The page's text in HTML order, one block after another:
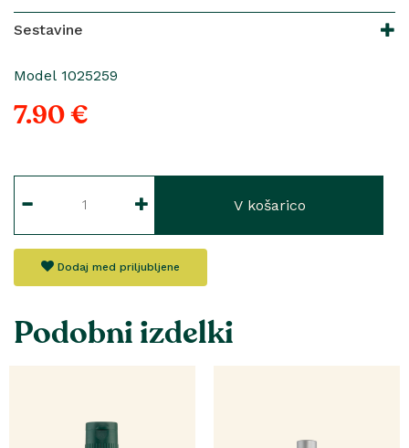
Sestavine
Model 1025259
7.90 €
V košarico
Dodaj med priljubljene
Podobni izdelki